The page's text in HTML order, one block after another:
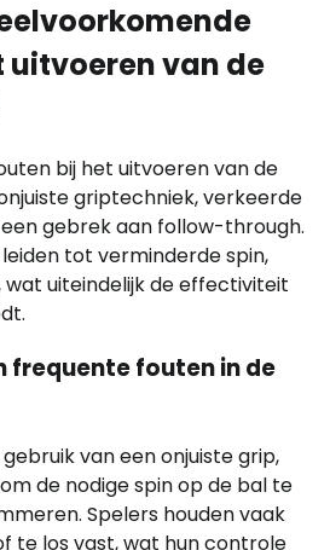
uitvoeren van de
bij het uitvoeren van de
griptechniek, verkeerde
gebrek aan follow-through.
tot verminderde spin,
uiteindelijk de effectiviteit
frequente fouten in de
van een onjuiste grip,
de nodige spin op de bal te
Spelers houden vaak
te los vast, wat hun controle